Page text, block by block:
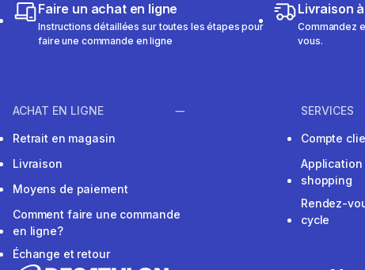
Faire un achat en ligne
Instructions détaillées sur toutes les étapes pour
faire une commande en ligne
Livraison
Commandez
vous.
ACHAT EN LIGNE
Retrait en magasin
Livraison
Moyens de paiement
Comment faire une commande
en ligne?
Échange et retour
SERVICES
Compte
Application
shopping
Rendez-
cycle